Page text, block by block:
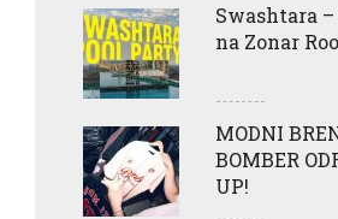
Swashtara
na Zonar
MODNI
BOMBER
UP!